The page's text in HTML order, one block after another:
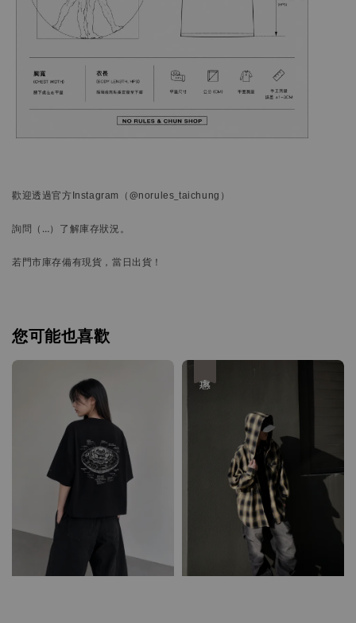
歡迎透過官方Instagram （@norules_taichung）
詢問 （…） 了解庫存狀況。
若門市庫存備有現貨，當日出貨！
您可能也喜歡